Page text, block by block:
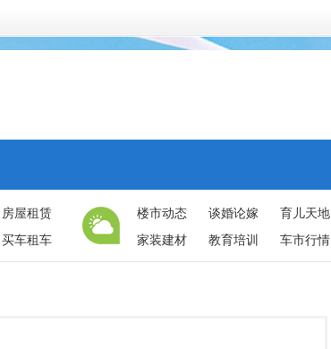
房屋租赁
买车租车
楼市动态 谈婚论嫁
育儿天地
家装建材
教育培训 车市行情